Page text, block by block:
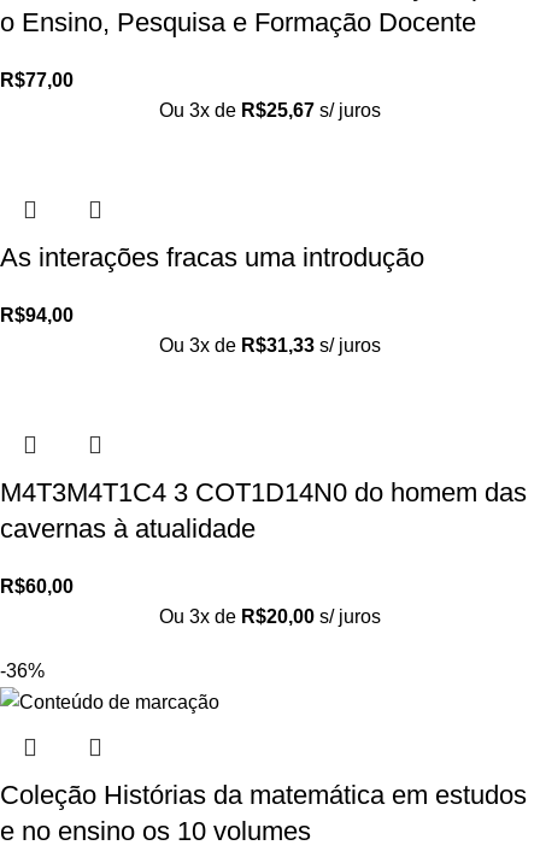
o Ensino, Pesquisa e Formação Docente
R$77,00
Ou 3x de R$25,67 s/ juros
As interações fracas uma introdução
R$94,00
Ou 3x de R$31,33 s/ juros
M4T3M4T1C4 3 COT1D14N0 do homem das
cavernas à atualidade
R$60,00
Ou 3x de R$20,00 s/ juros
-36%
Coleção Histórias da matemática em estudos
e no ensino os 10 volumes